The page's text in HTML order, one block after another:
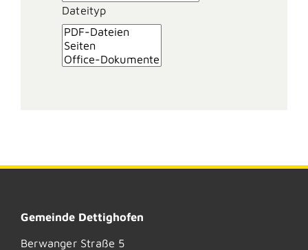
Dateityp
Gemeinde Dettighofen
Berwanger Straße 5